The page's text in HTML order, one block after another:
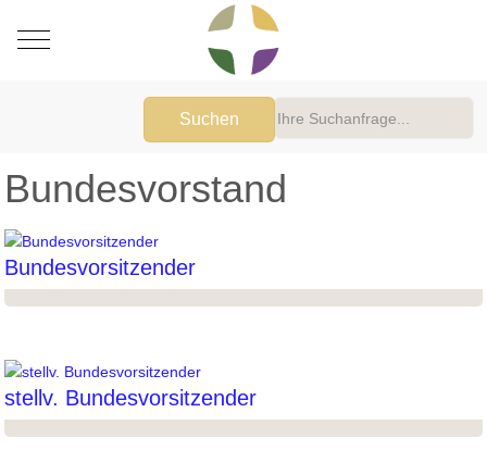
Mobile Menu Toggle
Suchen
Bundesvorstand
Bundesvorsitzender
stellv. Bundesvorsitzender